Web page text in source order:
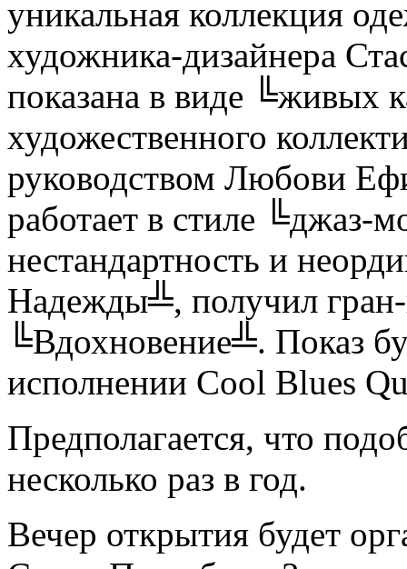
уникальная коллекция
художника-дизайнера
показана в виде ╚живых
художественного
руководством Любови
работает в стиле ╚джаз-
нестандартность и
Надежды╩, получил
╚Вдохновение╩. Показ
исполнении Cool Blues
Предполагается, что
несколько раз в год.
Вечер открытия будет